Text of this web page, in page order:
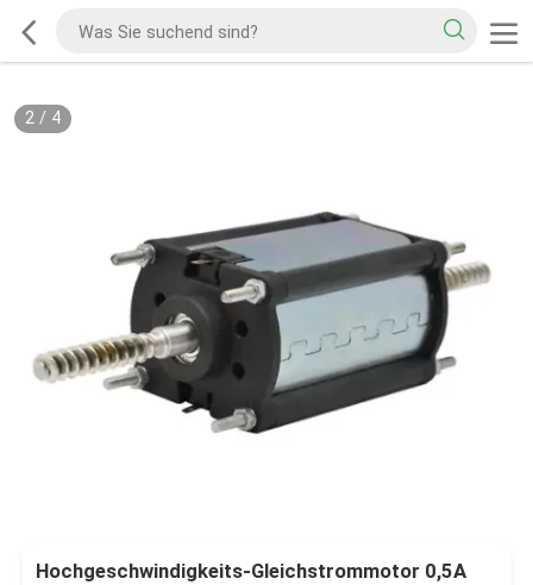
2/ 4
Hochgeschwindigkeits-Gleichstrommotor 0,5A